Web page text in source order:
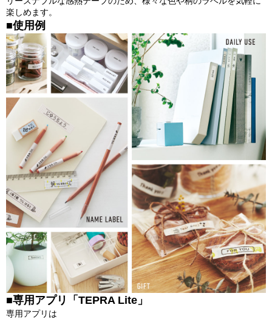
楽しめます。
■使用例
■専用アプリ「TEPRA Lite」
専用アプリは